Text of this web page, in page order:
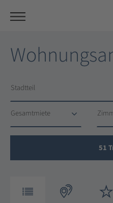
Stadtteil
Gesamtmiete
51